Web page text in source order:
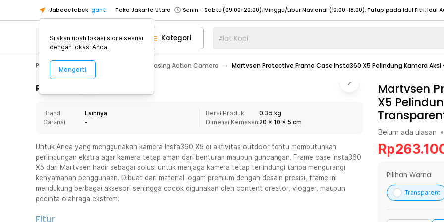
Jabodetabek ganti Toko Jakarta Utara
Toko Tangerang
Toko Cikupa
Pick n Go Jakarta Barat
Senin - Jumat (07:00 - 20:00), Sabtu - Minggu (08:00 - 20:00), Tutup pada Idul Fitri
Pick n Go Bekasi
Senin - Jumat (08:00 - 20:00), Sabtu - Minggu/ Libur Nasional (08:00 - 17:00) Selengkapnya
Senin - Jumat (08:00 - 20:00), Sabtu - Minggu/ Libur Nasional (08:00 - 17:00) Selengkapnya
Senin - Sabtu (09:00-20:00), Minggu/Libur Nasional (12:00-20:00), Tutup pada Idul Fitri
Senin - Sabtu (09:00-20:00), Minggu/Libur Nasional (12:00-20:00), Tutup pada Idul Fitri
Toko Tangerang
Toko Cikupa
Pick n Go Jakarta Barat
Senin - Jumat (07:00 - 20:00), Sabtu - Minggu (08:00 - 20:00), Tutup pada Idul Fitri
Pick n Go Bekasi
Senin - Jumat (08:00 - 20:00), Sabtu - Minggu/ Libur Nasional (08:00 - 17:00) Selengkapnya
Pick n Go Depok
Kategori Alat Kopi
Photography Action Camera Casing Action Camera Martvsen Protective Frame Case Insta360 X5 Pelindung Kamera Aksi
Rincian Produk
Brand
Lainnya
Garansi
-
Berat Produk
0.35 kg
Dimensi Kemasan 20 x 10 x 5 cm
Untuk Anda yang menggunakan kamera Insta360 X5 di aktivitas outdoor tentu membutuhkan
perlindungan ekstra agar kamera tetap aman dari benturan maupun guncangan. Frame case Insta360
X5 dari Martvsen hadir sebagai solusi untuk menjaga kamera tetap terlindungi tanpa mengurangi
kenyamanan penggunaan. Dibuat dari material logam premium dengan desain presisi, frame ini
mendukung berbagai aksesori sehingga cocok digunakan oleh content creator, vlogger, maupun
pecinta olahraga ekstrem.
Fitur
Martvsen
X5
Belum ada ulasan •
Rp
Pilihan Warna:
Transparent
Silakan ubah lokasi store sesuai
dengan lokasi Anda.
Mengerti